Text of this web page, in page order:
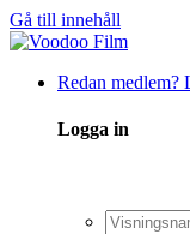
Gå till innehåll
Redan medlem?
Logga in